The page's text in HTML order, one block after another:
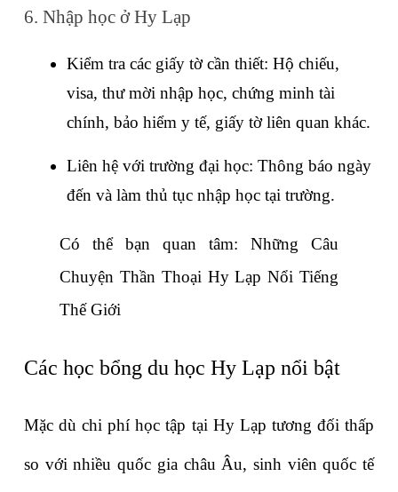
6. Nhập học ở Hy Lạp
Kiểm tra các giấy tờ cần thiết: Hộ chiếu,
visa, thư mời nhập học, chứng minh tài
chính, bảo hiểm y tế, giấy tờ liên quan khác.
Liên hệ với trường đại học: Thông báo ngày
đến và làm thủ tục nhập học tại trường.
Có thể bạn quan tâm: Những Câu
Chuyện Thần Thoại Hy Lạp Nổi Tiếng
Thế Giới
Các học bổng du học Hy Lạp nổi bật
Mặc dù chi phí học tập tại Hy Lạp tương đối thấp
so với nhiều quốc gia châu Âu, sinh viên quốc tế